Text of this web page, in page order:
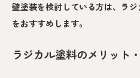
壁塗装を検討している方は、ラ
をおすすめします。
ラジカル塗料のメリット